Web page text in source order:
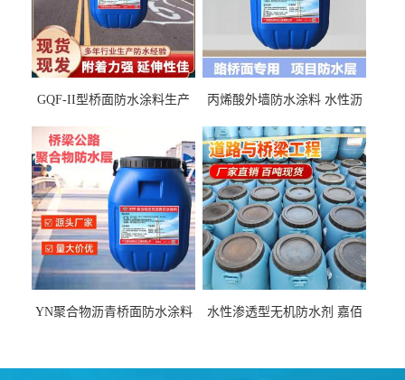
GQF-II型桥面防水涂料生产
丙烯酸外墙防水涂料 水性沥
厂家
YN聚合物沥青桥面防水涂料
水性渗透型无机防水剂 嘉佰